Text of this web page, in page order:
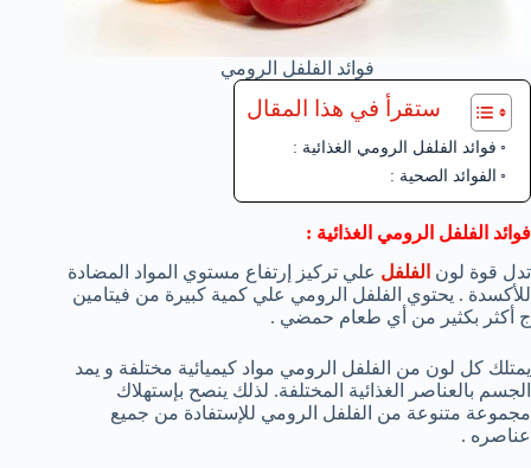
فوائد الفلفل الرومي
ستقرأ في هذا المقال
فوائد الفلفل الرومي الغذائية :
الفوائد الصحية :
فوائد الفلفل الرومي الغذائية :
تدل قوة لون الفلفل علي تركيز إرتفاع مستوي المواد المضادة
للأكسدة . يحتوي الفلفل الرومي علي كمية كبيرة من فيتامين
ج أكثر بكثير من أي طعام حمضي .
يمتلك كل لون من الفلفل الرومي مواد كيميائية مختلفة و يمد
الجسم بالعناصر الغذائية المختلفة. لذلك ينصح بإستهلاك
مجموعة متنوعة من الفلفل الرومي للإستفادة من جميع
عناصره .